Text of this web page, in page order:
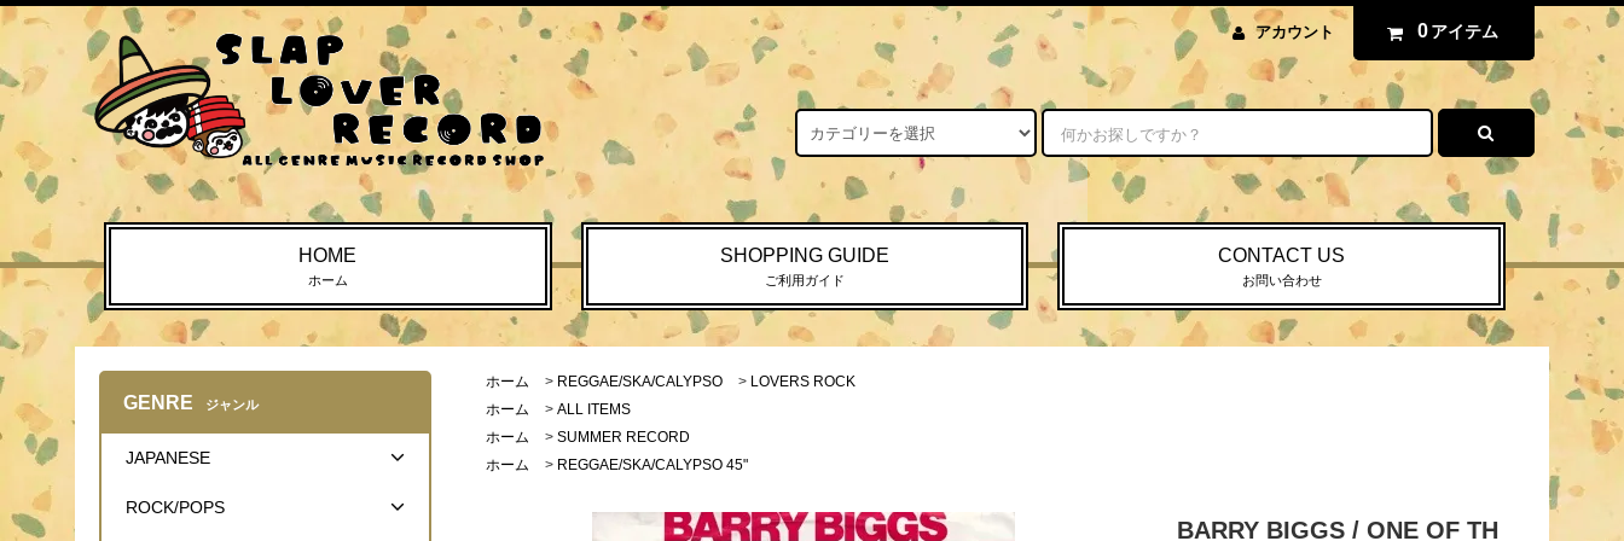
アカウント 0 アイテム
HOME
ホーム
SHOPPING GUIDE
ご利用ガイド
CONTACT US
お問い合わせ
ホーム > REGGAE/SKA/CALYPSO > LOVERS ROCK
ホーム
> ALL ITEMS
ホーム
> SUMMER RECORD
ホーム
> REGGAE/SKA/CALYPSO 45"
BARRY BIGGS / ONE OF TH
GENRE ジャンル
JAPANESE
ROCK/POPS